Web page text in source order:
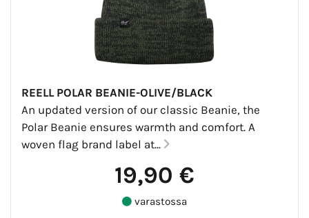
REELL POLAR BEANIE-OLIVE/BLACK
An updated version of our classic Beanie, the
Polar Beanie ensures warmth and comfort. A
woven flag brand label at...
19,90 €
varastossa